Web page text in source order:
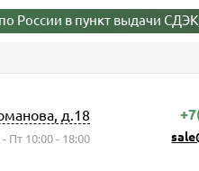
России в пункт выдачи
д.18
Пт 10:00 - 18:00